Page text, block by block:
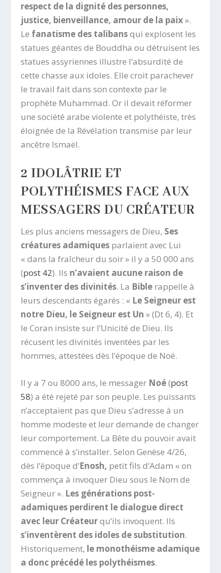
respect de la dignité des personnes,
justice, bienveillance, amour de la paix».
Le fanatisme des talibansqui explosent les
statues géantes de Bouddha ou détruisent les
statues assyriennes illustre l’absurdité de
cette chasse aux idoles. Elle croit parachever
le travail fait dans son contexte par le
prophète Muhammad. Or il devait réformer
une société arabe violente et polythéiste, très
éloignée de la Révélation transmise par leur
ancêtre Ismaël.
2 IDOLÂTRIE ET
POLYTHÉISMES FACE AUX
MESSAGERS DU CRÉATEUR
Les plus anciens messagers de Dieu, Ses
créatures adamiques parlaient avec Lui
« dans la fraîcheur du soir » il y a 50 000 ans
(post 42). Ils n’avaient aucune raison de
s’inventer des divinités. La Bible rappelle à
leurs descendants égarés : « Le Seigneur est
notre Dieu, le Seigneur est Un » (Dt 6, 4). Et
le Coran insiste sur l’Unicité de Dieu. Ils
récusent les divinités inventées par les
hommes, attestées dès l’époque de Noé.
Il y a 7 ou 8000 ans, le messager Noé(post
58) a été rejeté par son peuple. Les puissants
n’acceptaient pas que Dieu s’adresse à un
homme modeste et leur demande de changer
leur comportement. La Bête du pouvoir avait
commencé à s’installer. Selon Genèse 4/26,
dès l’époque d’Enosh, petit fils d’Adam « on
commença à invoquer Dieu sous le Nom de
Seigneur ». Les générations post-
adamiques perdirent le dialogue direct
avec leur Créateurqu’ils invoquent. Ils
s’inventèrent des idoles de substitution.
Historiquement, le monothéisme adamique
a donc précédé les polythéismes.